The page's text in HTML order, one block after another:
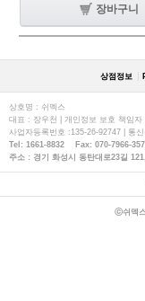
장바구니
상점정보
상호명 : 쉬멕스
대표 : 장우천 | 개인정보 보호 책임자
사업자등록번호 :135-26-92747 | 통
Tel: 1661-8832 Fax: 070-7966-
주소 : 경기 화성시 동탄대로23길
ⓒ쉬멕